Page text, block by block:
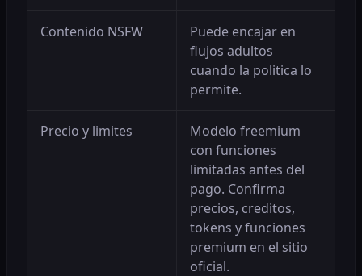
Contenido NSFW
Puede encajar en
flujos adultos
cuando la politica lo
permite.
Precio y limites
Modelo freemium
con funciones
limitadas antes del
pago. Confirma
precios, creditos,
tokens y funciones
premium en el sitio
oficial.